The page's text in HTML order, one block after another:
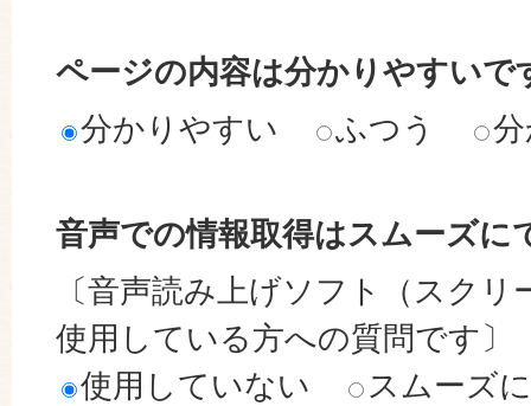
ページの内容は分かりやすいで
分かりやすい
ふつう
音声での情報取得はスムーズに
〔音声読み上げソフト（スク
使用している方への質問です〕
使用していない
スムーズ